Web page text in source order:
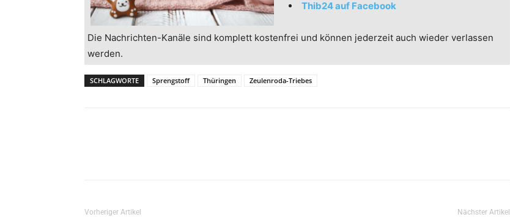
Thib24 auf Facebook
Die Nachrichten-Kanäle sind komplett kostenfrei und können jederzeit auch wieder verlassen
werden.
SCHLAGWORTE Sprengstoff Thüringen Zeulenroda-Triebes
Vorheriger Artikel Nächster Artikel